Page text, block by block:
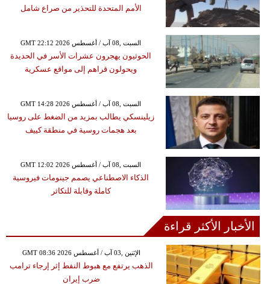
الأمم المتحدة للتحذير من صراع شامل
GMT 22:12 2026 السبت ,08 آب / أغسطس
الحوثيون يهجرون عشرات الأسر في الحديدة
ويحولون قراهم إلى مواقع عسكرية
GMT 14:28 2026 السبت ,08 آب / أغسطس
زيلينسكي يطالب بمزيد من الضغط على روسيا
بعد هجمات روسية في منطقة كييف
GMT 12:02 2026 السبت ,08 آب / أغسطس
الذكاء الاصطناعي يصمم جينومات فيروسية
كاملة وقابلة للتكاثر
الأخبار الأكثر قراءة
GMT 08:36 2026 الإثنين ,03 آب / أغسطس
الذهب يرتفع مع هبوط النفط إثر إرجاء ترامب
ضرب إيران